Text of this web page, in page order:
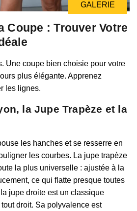
GALERIE
Coupe : Trouver Votre
Une coupe bien choisie pour votre
plus élégante. Apprenez
les lignes.
la Jupe Trapèze et la
les hanches et se resserre en
les courbes. La jupe trapèze
la plus universelle : ajustée à la
ce qui flatte presque toutes
jupe droite est un classique
droit. Sa polyvalence est